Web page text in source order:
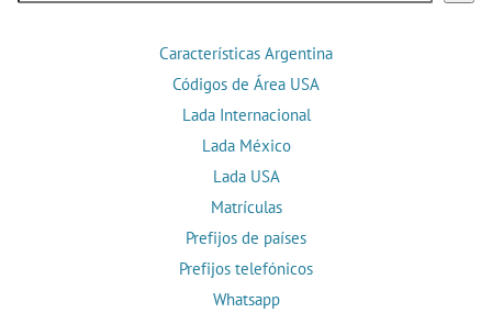
Características Argentina
Códigos de Área USA
Lada Internacional
Lada México
Lada USA
Matrículas
Prefijos de países
Prefijos telefónicos
Whatsapp